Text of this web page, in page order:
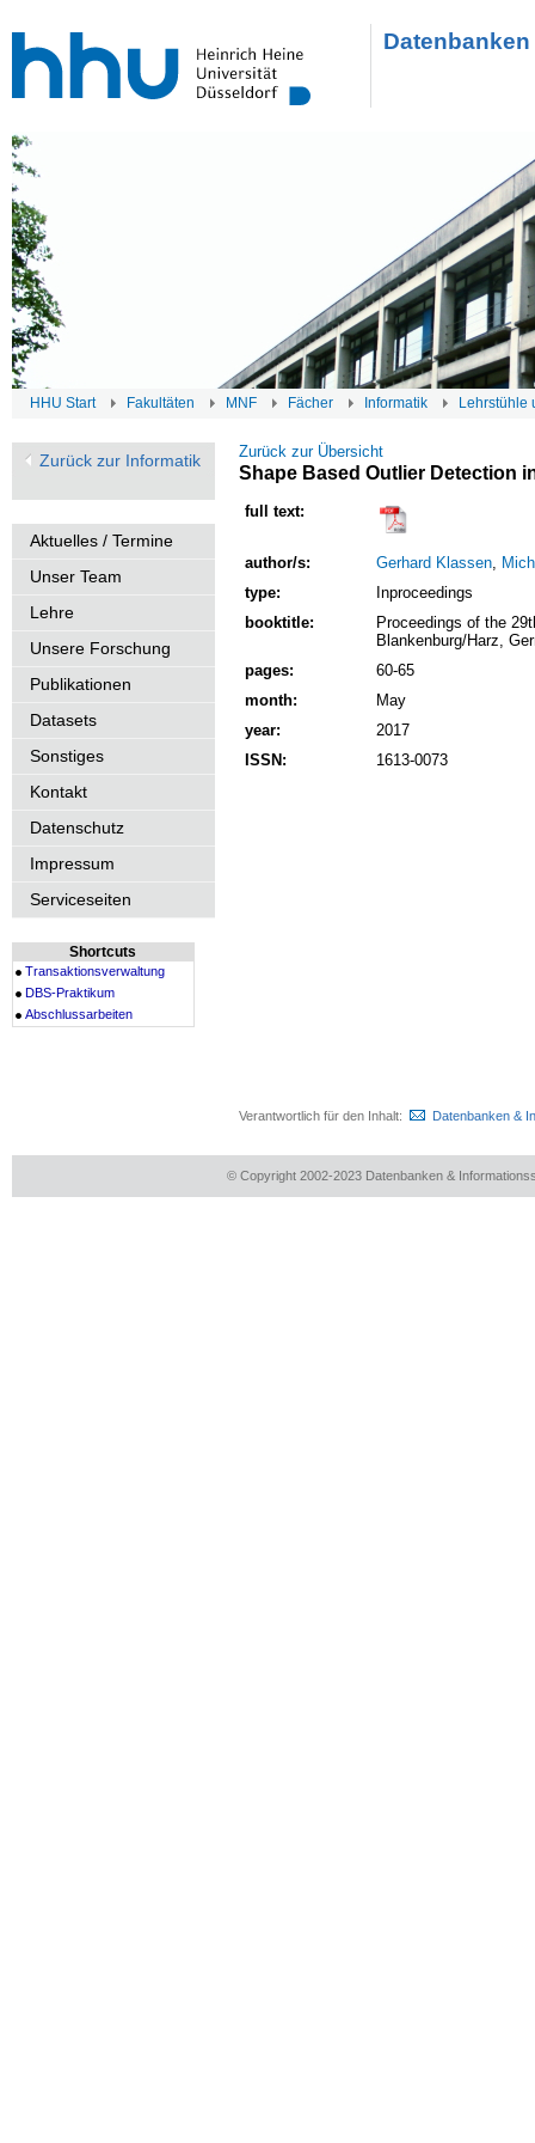
HHU Start Fakultäten MNF Fächer Informatik Lehrstühle
Zurück zur Informatik
Aktuelles / Termine
Unser Team
Lehre
Unsere Forschung
Publikationen
Datasets
Sonstiges
Kontakt
Datenschutz
Impressum
Serviceseiten
Shortcuts
Transaktionsverwaltung
DBS-Praktikum
Abschlussarbeiten
Zurück zur Übersicht
Shape Based Outlier Detection
full text:
author/s: Gerhard Klassen,
type:
Inproceedings
booktitle:
Proceedings of the
Blankenburg/Harz,
pages:
60-65
month:
May
year:
2017
ISSN:
1613-0073
Verantwortlich für den Inhalt: Datenbanken &
© Copyright 2002-2023 Datenbanken &